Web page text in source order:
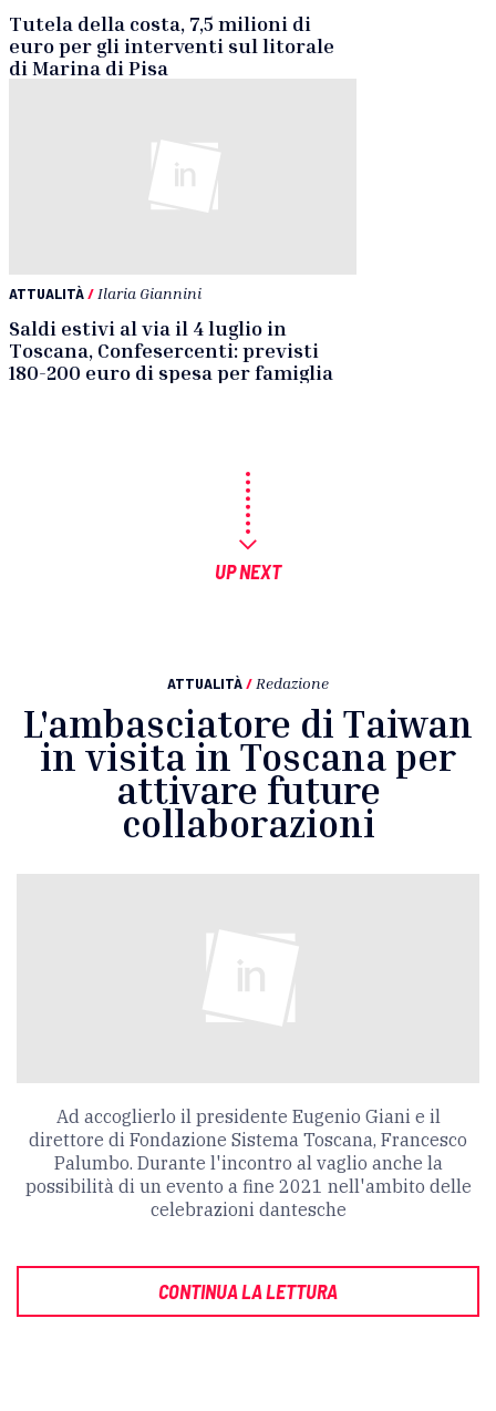
Tutela della costa, 7,5 milioni di
euro per gli interventi sul litorale
di Marina di Pisa
ATTUALITÀ/ Ilaria Giannini
Saldi estivi al via il 4 luglio in
Toscana, Confesercenti: previsti
180-200 euro di spesa per famiglia
UP NEXT
ATTUALITÀ/ Redazione
L'ambasciatore di Taiwan
in visita in Toscana per
attivare future
collaborazioni
Ad accoglierlo il presidente Eugenio Giani e il
direttore di Fondazione Sistema Toscana, Francesco
Palumbo. Durante l'incontro al vaglio anche la
possibilità di un evento a fine 2021 nell'ambito delle
celebrazioni dantesche
CONTINUA LA LETTURA